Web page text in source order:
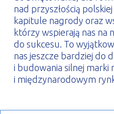
nad przyszłością
kapitule nagrody oraz
którzy wspierają nas na
do sukcesu. To
nas jeszcze bardziej do
i budowania silnej marki
i międzynarodowym